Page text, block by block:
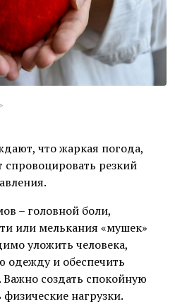
что жаркая погода,
спровоцировать резкий
– головной боли,
или мелькания «мушек»
уложить человека,
одежду и обеспечить
Важно создать спокойную
нагрузки.